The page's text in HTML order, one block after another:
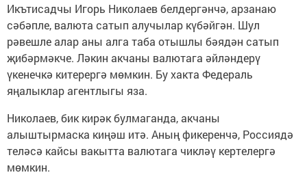
Икътисадчы Игорь Николаев белдергәнчә, арзанаю
сәбәпле, валюта сатып алучылар күбәйгән. Шул
рәвешле алар аны алга таба отышлы бәядән сатып
җибәрмәкче. Ләкин акчаны валютага әйләндерү
үкенечкә китерергә мөмкин. Бу хакта Федераль
яңалыклар агентлыгы яза.
Николаев, бик кирәк булмаганда, акчаны
алыштырмаска киңәш итә. Аның фикеренчә, Россиядә
теләсә кайсы вакытта валютага чикләү кертелергә
мөмкин.